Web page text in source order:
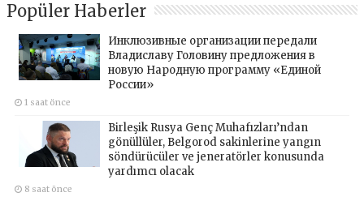
Popüler Haberler
Инклюзивные организации передали
Владиславу Головину предложения в
новую Народную программу «Единой
России»
1 saat önce
Birleşik Rusya Genç Muhafızları’ndan
gönüllüler, Belgorod sakinlerine yangın
söndürücüler ve jeneratörler konusunda
yardımcı olacak
8 saat önce